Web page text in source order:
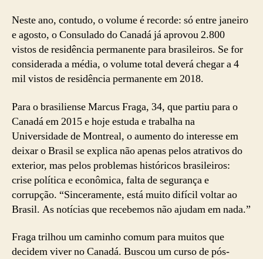
Neste ano, contudo, o volume é recorde: só entre janeiro
e agosto, o Consulado do Canadá já aprovou 2.800
vistos de residência permanente para brasileiros. Se for
considerada a média, o volume total deverá chegar a 4
mil vistos de residência permanente em 2018.
Para o brasiliense Marcus Fraga, 34, que partiu para o
Canadá em 2015 e hoje estuda e trabalha na
Universidade de Montreal, o aumento do interesse em
deixar o Brasil se explica não apenas pelos atrativos do
exterior, mas pelos problemas históricos brasileiros:
crise política e econômica, falta de segurança e
corrupção. “Sinceramente, está muito difícil voltar ao
Brasil. As notícias que recebemos não ajudam em nada.”
Fraga trilhou um caminho comum para muitos que
decidem viver no Canadá. Buscou um curso de pós-